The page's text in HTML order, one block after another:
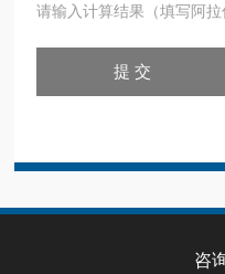
请输入计算结果（填写阿
咨